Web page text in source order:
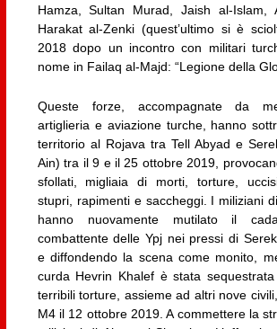
Hamza, Sultan Murad, Jaish al-Islam,
Harakat al-Zenki (quest’ultimo si è
2018 dopo un incontro con militari
nome in Failaq al-Majd: “Legione della
Queste forze, accompagnate da
artiglieria e aviazione turche, hanno
territorio al Rojava tra Tell Abyad e
Ain) tra il 9 e il 25 ottobre 2019,
sfollati, migliaia di morti, torture,
stupri, rapimenti e saccheggi. I miliziani
hanno nuovamente mutilato il
combattente delle Ypj nei pressi di
e diffondendo la scena come monito,
curda Hevrin Khalef è stata
terribili torture, assieme ad altri nove
M4 il 12 ottobre 2019. A commettere la